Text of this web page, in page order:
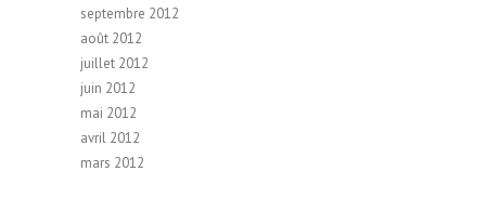
septembre 2012
août 2012
juillet 2012
juin 2012
mai 2012
avril 2012
mars 2012